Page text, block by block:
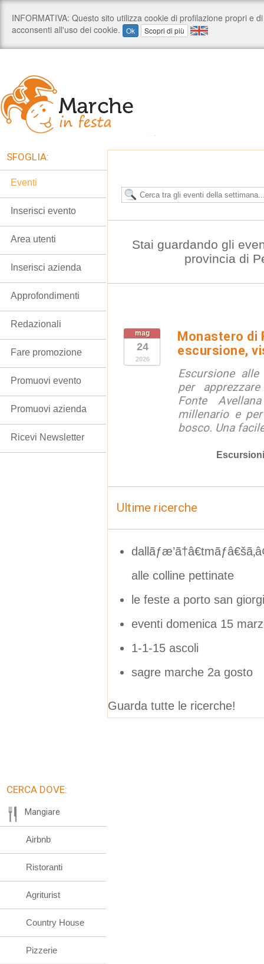
Stai guardando gli
provincia di
mag
24
2026
Monastero di
escursione,
Escursione
per
Fonte
millenario e
bosco. Una
Escursioni
Ultime ricerche
alle colline pettinate
le feste a porto san
eventi domenica 15
1-1-15 ascoli
sagre marche 2a gosto
Guarda tutte le ricerche!
SFOGLIA:
Eventi
Inserisci evento
Area utenti
Inserisci azienda
Approfondimenti
Redazionali
Fare promozione
Promuovi evento
Promuovi azienda
Ricevi Newsletter
CERCA DOVE:
Mangiare
Airbnb
Ristoranti
Agriturist
Country House
Pizzerie